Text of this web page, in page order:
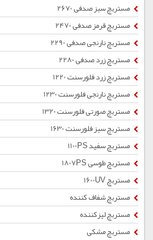
مستربچ سبز صدفی 2670
مستربچ قرمز صدفی 2470
مستربچ نارنجی صدفی 2290
مستربچ زرد صدفی 2280
مستربچ زرد فلورسنت 1220
مستربچ نارنجی فلورسنت 1230
مستربچ صورتی فلورسنت 1320
مستربچ سبز فلورسنت 1630
مستربچ سفید 1100PS
مستربچ طوسی 1807PS
مستربچ 1600UV
مستربچ شفاف کننده
مستربچ لیزکننده
مستربچ مشکی